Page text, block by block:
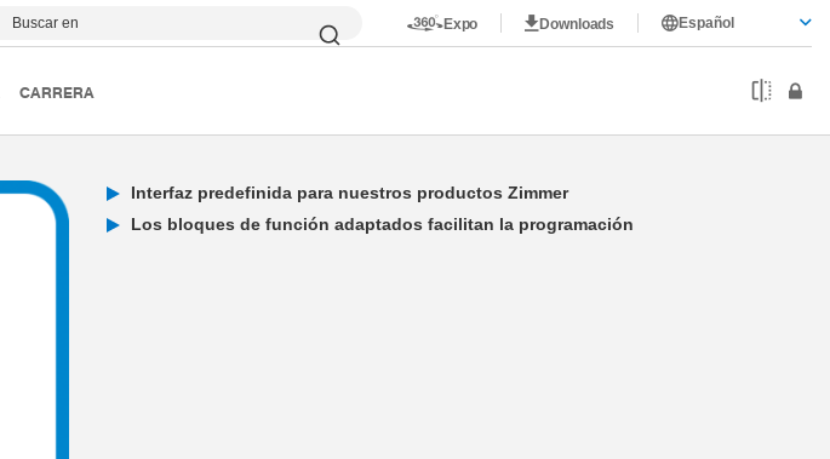
Buscar en Expo Downloads Español
CARRERA
Robot móvil Opciones Schnittstellen
Interfaz predefinida para nuestros productos Zimmer
Los bloques de función adaptados facilitan la programación